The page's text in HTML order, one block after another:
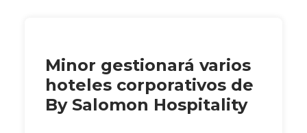
Minor gestionará varios
hoteles corporativos de
By Salomon Hospitality